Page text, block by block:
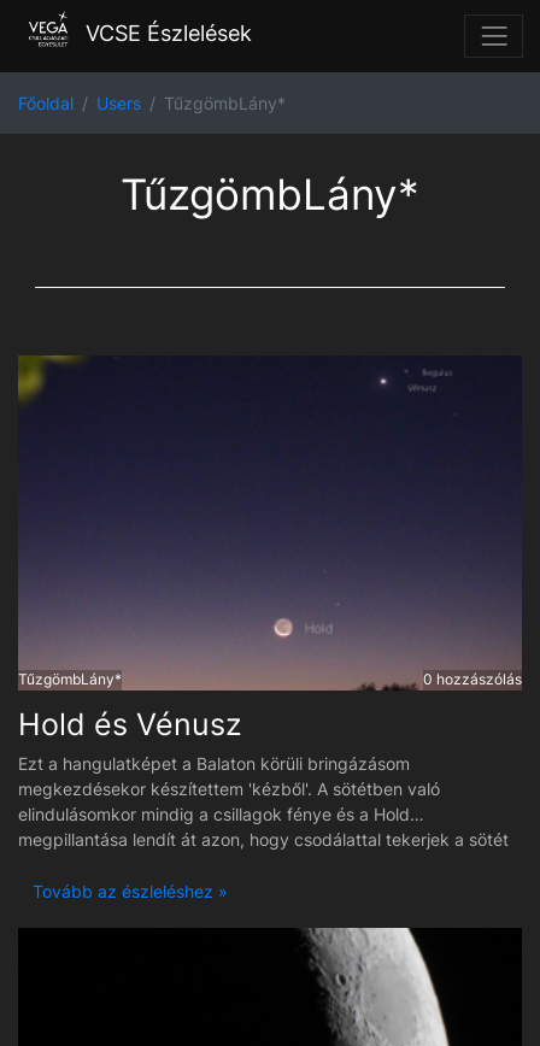
VCSE Észlelések
Főoldal Users TűzgömbLány*
TűzgömbLány*
TűzgömbLány* 0 hozzászólás
Hold és Vénusz
Ezt a hangulatképet a Balaton körüli bringázásom
megkezdésekor készítettem 'kézből'. A sötétben való
elindulásomkor mindig a csillagok fénye és a Hold
megpillantása lendít át azon, hogy csodálattal tekerjek a sötét
menet közben feltölt a látvány és gurulás közben ugyanúgy
'guruló észlelés'. :) Ennek emlékeként készült tegnap hajnalban
Tovább az észleléshez »